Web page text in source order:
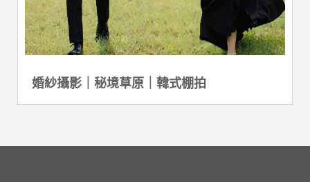
婚紗攝影｜秘境草原｜韓式棚拍